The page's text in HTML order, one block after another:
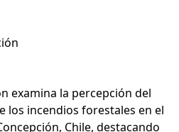
examina la percepción del
los incendios forestales en el
Chile, destacando